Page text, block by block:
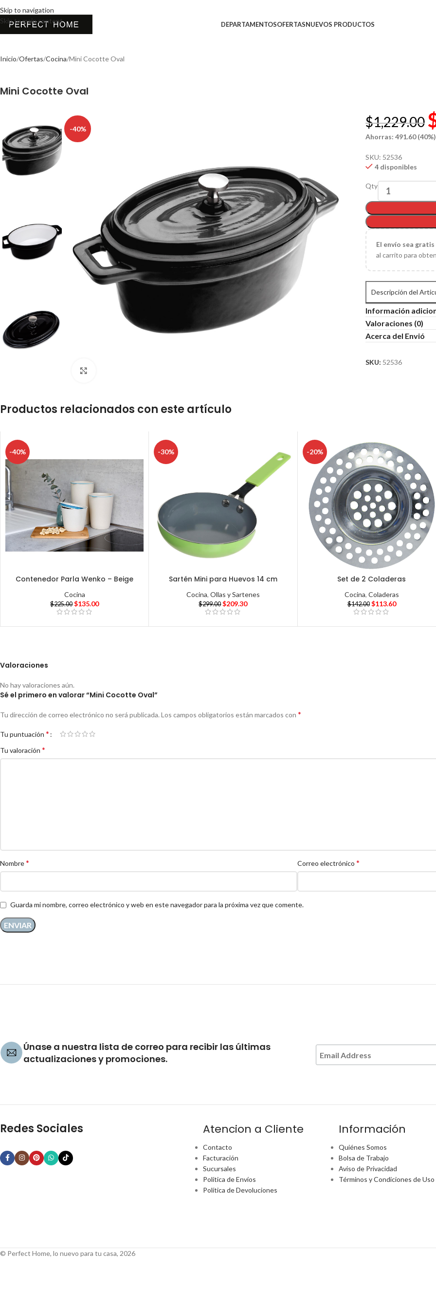
Skip to navigation
Skip to main content
DEPARTAMENTOSOFERTASNUEVOS PRODUCTOS
Inicio Ofertas Cocina Mini Cocotte Oval
Mini Cocotte Oval
-40% $1,229.00
Ahorras: 491.60 (40%)
SKU: 52536
4 disponibles
Qty
El envío sea
al carrito para
Descripción del
Información
Valoraciones (0)
Acerca del Envió
SKU: 52536
Productos relacionados con este artículo
-40%
Contenedor Parla Wenko – Beige
Cocina
$225.00 $135.00
-30%
Sartén Mini para Huevos 14 cm
Cocina, Ollas y Sartenes
$299.00 $209.30
-20%
Set de 2 Coladeras
Cocina, Coladeras
$142.00 $113.60
Valoraciones
No hay valoraciones aún.
Sé el primero en valorar “Mini Cocotte Oval”
Tu dirección de correo electrónico no será publicada. Los campos obligatorios están marcados con *
Tu puntuación *
Tu valoración *
Nombre* Correo electrónico *
Guarda mi nombre, correo electrónico y web en este navegador para la próxima vez que comente.
Únase a nuestra lista de correo para recibir las últimas
actualizaciones y promociones.
Redes Sociales Atencion a Cliente
Contacto
Facturación
Sucursales
Política de Envíos
Política de Devoluciones
Información
Quiénes Somos
Bolsa de Trabajo
Aviso de Privacidad
Términos y Condiciones de Uso
© Perfect Home, lo nuevo para tu casa, 2026